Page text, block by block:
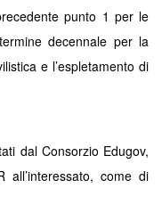
punto 1 per le
decennale per la
e l’espletamento di
dal Consorzio Edugov,
come di